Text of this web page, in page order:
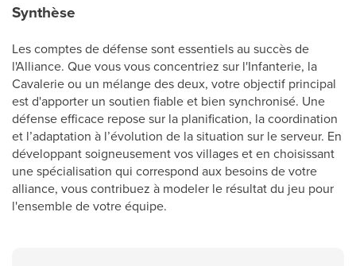
Synthèse
Les comptes de défense sont essentiels au succès de
l'Alliance. Que vous vous concentriez sur l'Infanterie, la
Cavalerie ou un mélange des deux, votre objectif principal
est d'apporter un soutien fiable et bien synchronisé. Une
défense efficace repose sur la planification, la coordination
et l’adaptation à l’évolution de la situation sur le serveur. En
développant soigneusement vos villages et en choisissant
une spécialisation qui correspond aux besoins de votre
alliance, vous contribuez à modeler le résultat du jeu pour
l'ensemble de votre équipe.